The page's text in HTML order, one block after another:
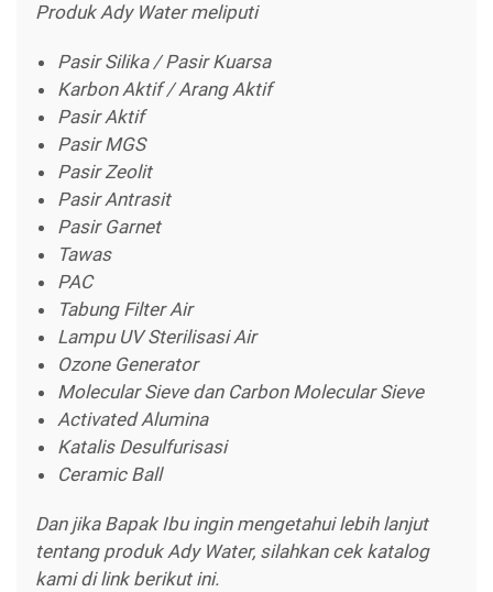
Produk Ady Water meliputi
Pasir Silika / Pasir Kuarsa
Karbon Aktif / Arang Aktif
Pasir Aktif
Pasir MGS
Pasir Zeolit
Pasir Antrasit
Pasir Garnet
Tawas
PAC
Tabung Filter Air
Lampu UV Sterilisasi Air
Ozone Generator
Molecular Sieve dan Carbon Molecular Sieve
Activated Alumina
Katalis Desulfurisasi
Ceramic Ball
Dan jika Bapak Ibu ingin mengetahui lebih lanjut
tentang produk Ady Water, silahkan cek katalog
kami di link berikut ini.